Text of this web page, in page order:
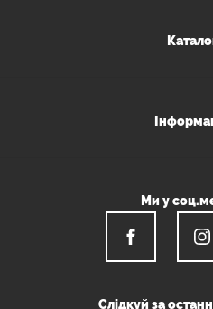
Ми у
Слідкуй за